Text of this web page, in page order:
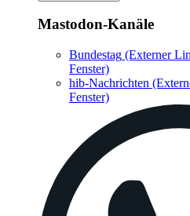
Mastodon-Kanäle
Bundestag (Externer
Fenster)
hib-Nachrichten
Fenster)